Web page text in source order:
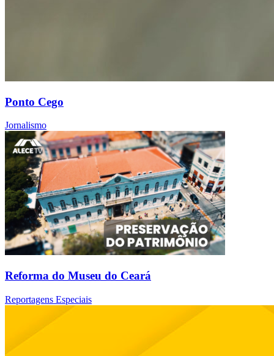
Ponto Cego
Jornalismo
Reforma do Museu do Ceará
Reportagens Especiais